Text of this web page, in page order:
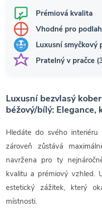
Prémiová kvalita
Vhodné pro
Luxusní smyčkový
Pratelný v pračce
Luxusní bezvlasý
béžový/bílý: Elegance,
Hledáte do svého
zároveň zůstává
navržena pro ty
kvalitu a prémiový vzhled.
estetický zážitek, který
místnosti.